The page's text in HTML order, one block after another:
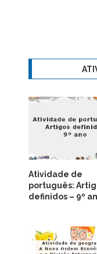
Atividade de
português:
definidos – 9º